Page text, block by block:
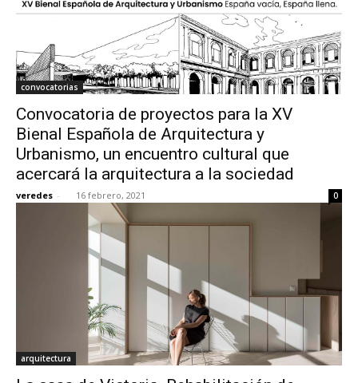
convocatorias
Convocatoria de proyectos para la XV
Bienal Española de Arquitectura y
Urbanismo, un encuentro cultural que
acercará la arquitectura a la sociedad
veredes - 16 febrero, 2021 0
arquitectura